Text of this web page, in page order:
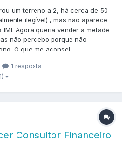
um terreno a 2, há cerca de 50
ilegível) , mas não aparece
Agora queria vender a metade
não percebo porque não
O que me aconsel...
1 resposta
Consultor Financeiro